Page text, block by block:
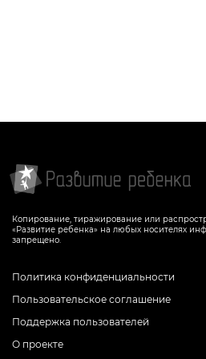
Копирование, тиражирование или
«Развитие ребенка» на любых носителях
запрещено.
Политика конфиденциальности
Пользовательское соглашение
Поддержка пользователей
О проекте